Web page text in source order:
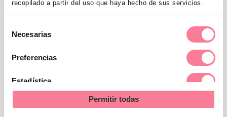
recopilado a partir del uso que haya hecho de sus servicios.
Necesarias
Preferencias
Estadística
Permitir todas